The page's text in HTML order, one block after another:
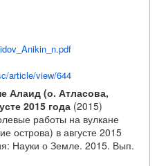
article/view/644
Алаид (о. Атласова,
2015 года (2015)
работы на вулкане
острова) в августе 2015
Науки о Земле. 2015. Вып.